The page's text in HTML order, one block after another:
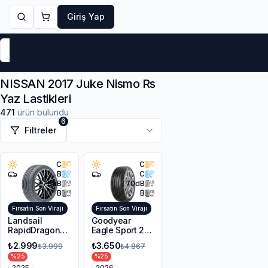
Giriş Yap
NISSAN 2017 Juke Nismo Rs
Yaz Lastikleri
471 ürün bulundu
Filtreler
6
C
B
70dB
B
Fırsatın Son Virajı
Landsail
RapidDragon
215/55R17 98W
XL
₺2.999₺3.999
%25
C
C
70dB
B
Fırsatın Son Virajı
Goodyear
Eagle Sport 2
94Y XL FP
₺3.650₺4.867
%25